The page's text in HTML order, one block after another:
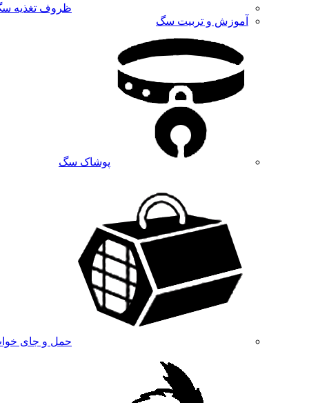
ظروف تغذیه
آموزش و تربیت سگ
پوشاک سگ
حمل و جای